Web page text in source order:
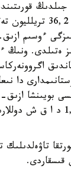
ءوسىم
دا
پايىزعا ءوسىپ، 1,6